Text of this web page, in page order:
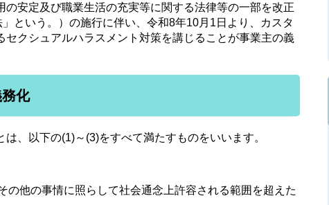
安定及び職業生活の充実等に関する法律等の一部を改正
という。）の施行に伴い、令和8年10月1日より、カスタ
クシュアルハラスメント対策を講じることが事業主の義
化
、以下の(1)～(3)をすべて満たすものをいいます。
の他の事情に照らして社会通念上許容される範囲を超えた